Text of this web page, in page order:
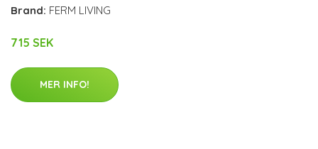
Brand: FERM LIVING
715 SEK
MER INFO!